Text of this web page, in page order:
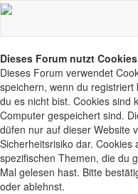
Dieses Forum nutzt Cookies
Dieses Forum verwendet
speichern, wenn du
du es nicht bist. Cookies sind
Computer gespeichert sind.
düfen nur auf dieser Website
Sicherheitsrisiko dar.
spezifischen Themen, die du
Mal gelesen hast. Bitte
oder ablehnst.